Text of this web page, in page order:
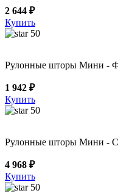
2 644 ₽
Купить
50
Рулонные шторы Мини -
1 942 ₽
Купить
50
Рулонные шторы Мини -
4 968 ₽
Купить
50